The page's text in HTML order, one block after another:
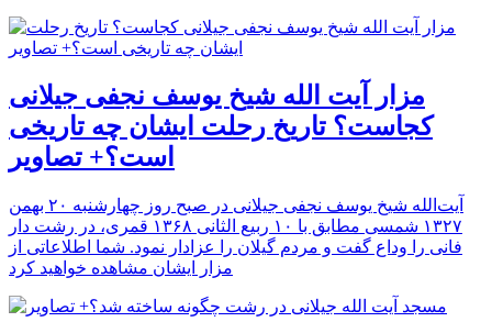
مزار آیت الله شیخ یوسف نجفی جیلانی
کجاست؟ تاریخ رحلت ایشان چه تاریخی
است؟+ تصاویر
آیت‌الله شیخ یوسف نجفی جیلانی در صبح روز چهارشنبه ۲۰ بهمن
۱۳۲۷ شمسی مطابق با ۱۰ ربیع الثانی ۱۳۶۸ قمری، در رشت دار
فانی را وداع گفت و مردم گیلان را عزادار نمود. شما اطلاعاتی از
مزار ایشان مشاهده خواهید کرد